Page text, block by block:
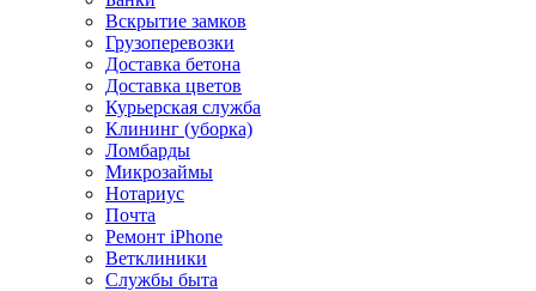
Вскрытие замков
Грузоперевозки
Доставка бетона
Доставка цветов
Курьерская служба
Клининг (уборка)
Ломбарды
Микрозаймы
Нотариус
Почта
Ремонт iPhone
Ветклиники
Службы быта